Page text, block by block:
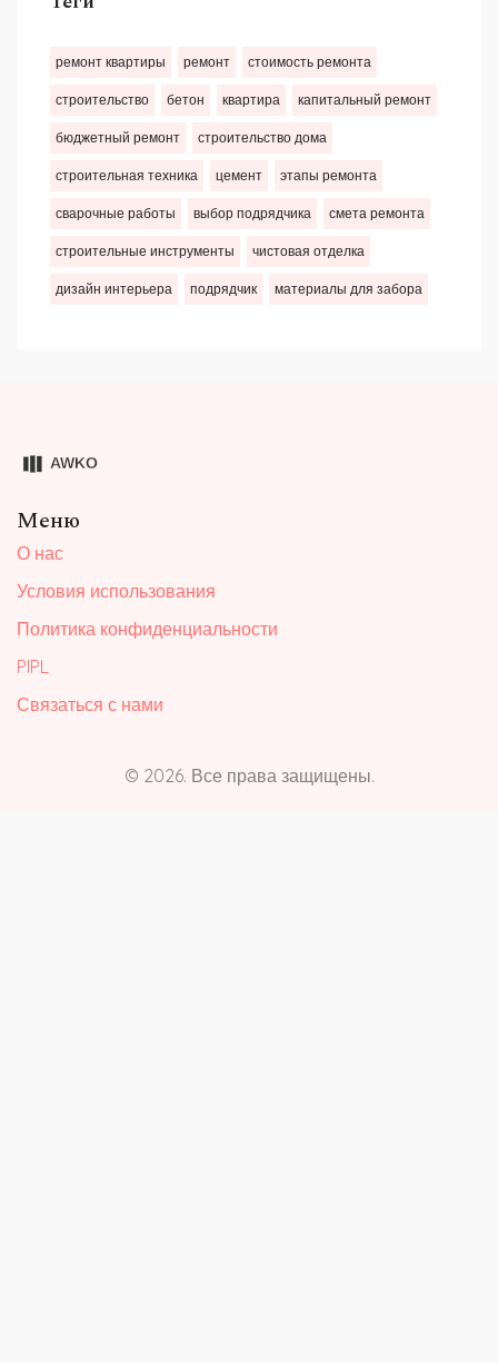
ремонт квартиры ремонт стоимость ремонта
строительство бетон квартира капитальный ремонт
бюджетный ремонт строительство дома
строительная техника цемент этапы ремонта
сварочные работы выбор подрядчика смета ремонта
строительные инструменты чистовая отделка
дизайн интерьера подрядчик материалы для забора
Меню
О нас
Условия использования
Политика конфиденциальности
PIPL
Связаться с нами
© 2026. Все права защищены.